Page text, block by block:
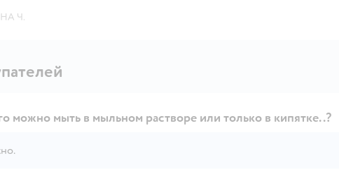
Ч.
можно мыть в мыльном растворе или только в кипятке..?